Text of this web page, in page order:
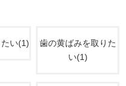
い(1)
歯の黄ばみを取りた
い(1)